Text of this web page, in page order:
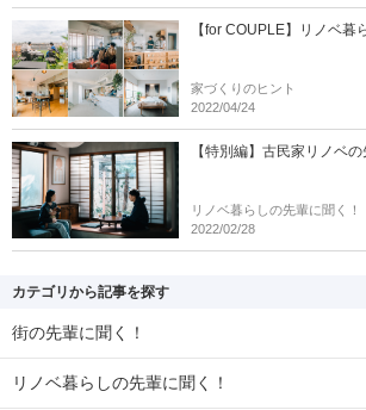
【for COUPLE】リノベ暮
家づくりのヒント
2022/04/24
【特別編】古民家リノベの
リノベ暮らしの先輩に聞く！
2022/02/28
カテゴリから記事を探す
街の先輩に聞く！
リノベ暮らしの先輩に聞く！